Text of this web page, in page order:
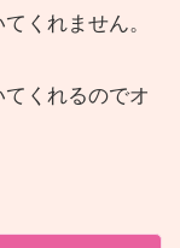
くれません。
くれるのでオ